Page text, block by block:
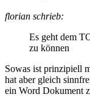
florian schrieb:
Es geht dem
zu können
Sowas ist prinzipiell
hat aber gleich
ein Word Dokument